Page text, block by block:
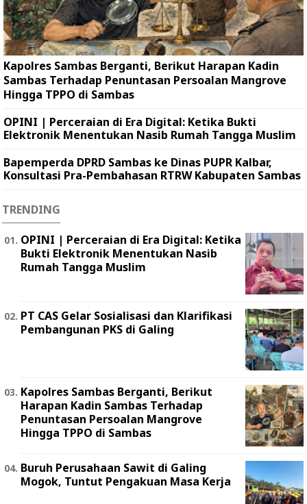
Kapolres Sambas Berganti, Berikut Harapan Kadin
Sambas Terhadap Penuntasan Persoalan Mangrove
Hingga TPPO di Sambas
OPINI | Perceraian di Era Digital: Ketika Bukti
Elektronik Menentukan Nasib Rumah Tangga Muslim
Bapemperda DPRD Sambas ke Dinas PUPR Kalbar,
Konsultasi Pra-Pembahasan RTRW Kabupaten Sambas
TRENDING
OPINI | Perceraian di Era Digital: Ketika
Bukti Elektronik Menentukan Nasib
Rumah Tangga Muslim
PT CAS Gelar Sosialisasi dan Klarifikasi
Pembangunan PKS di Galing
Kapolres Sambas Berganti, Berikut
Harapan Kadin Sambas Terhadap
Penuntasan Persoalan Mangrove
Hingga TPPO di Sambas
Buruh Perusahaan Sawit di Galing
Mogok, Tuntut Pengakuan Masa Kerja